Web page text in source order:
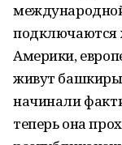
подключаются
Америки,
живут
начинали
теперь она